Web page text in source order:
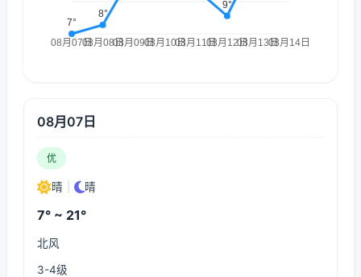
08月07日
优
晴 晴
7° ~ 21°
北风
3-4级